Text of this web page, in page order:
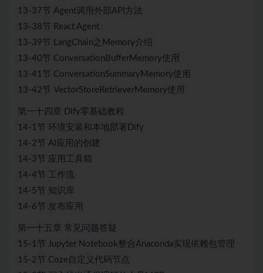
13-37节 Agent调用外部API方法
13-38节 React Agent
13-39节 LangChain之Memory介绍
13-40节 ConversationBufferMemory使用
13-41节 ConversationSummaryMemory使用
13-42节 VectorStoreRetrieverMemory使用
第一十四章 Dify零基础教程
14-1节 环境安装和本地部署Dify
14-2节 AI应用的创建
14-3节 应用工具箱
14-4节 工作流
14-5节 知识库
14-6节 发布应用
第一十五章 常见问题答疑
15-1节 Jupyter Notebook整合Anaconda实现依赖包管理
15-2节 Coze自定义代码节点